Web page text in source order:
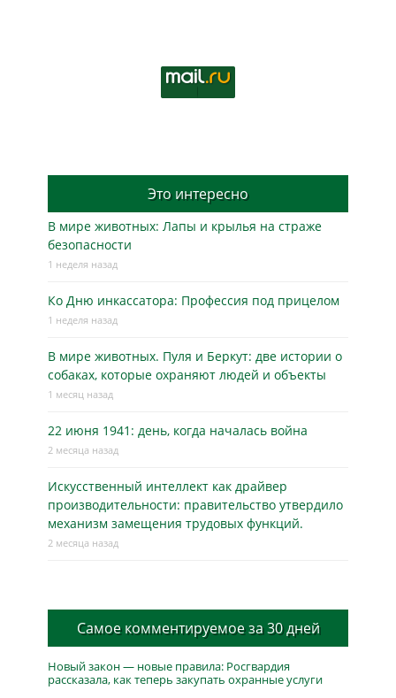
Это интересно
В мире животных: Лапы и крылья на страже
безопасности
1 неделя назад
Ко Дню инкассатора: Профессия под прицелом
1 неделя назад
В мире животных. Пуля и Беркут: две истории о
собаках, которые охраняют людей и объекты
1 месяц назад
22 июня 1941: день, когда началась война
2 месяца назад
Искусственный интеллект как драйвер
производительности: правительство утвердило
механизм замещения трудовых функций.
2 месяца назад
Самое комментируемое за 30 дней
Новый закон — новые правила: Росгвардия
рассказала, как теперь закупать охранные услуги